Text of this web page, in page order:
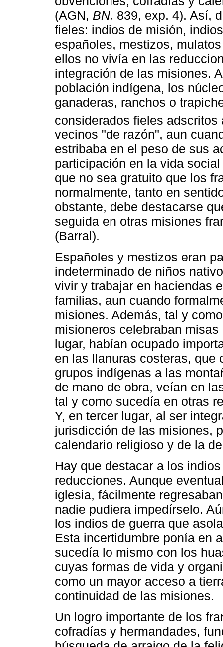
(AGN, BN, 839, exp. 4). Así,
fieles: indios de misión,
españoles, mestizos,
ellos no vivía en las
integración de las misiones.
población indígena, los
ganaderas, ranchos o
considerados fieles adscritos
vecinos "de razón", aun
estribaba en el peso de sus
participación en la vida
que no sea gratuito que los
normalmente, tanto en
obstante, debe destacarse
seguida en otras misiones
(Barral).
Españoles y mestizos eran
indeterminado de niños
vivir y trabajar en haciendas
familias, aun cuando
misiones. Además, tal y
misioneros celebraban
lugar, habían ocupado
en las llanuras costeras, que
grupos indígenas a las
de mano de obra, veían en
tal y como sucedía en otras
Y, en tercer lugar, al ser
jurisdicción de las misiones,
calendario religioso y de la
Hay que destacar a los
reducciones. Aunque
iglesia, fácilmente
nadie pudiera impedírselo.
los indios de guerra que
Esta incertidumbre ponía en
sucedía lo mismo con los
cuyas formas de vida y
como un mayor acceso a
continuidad de las misiones.
Un logro importante de los
cofradías y hermandades,